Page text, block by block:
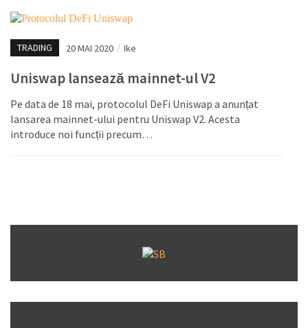
TRADING 20 MAI 2020 / Ike
Uniswap lansează mainnet-ul V2
Pe data de 18 mai, protocolul DeFi Uniswap a anunțat
lansarea mainnet-ului pentru Uniswap V2. Acesta
introduce noi funcții precum…